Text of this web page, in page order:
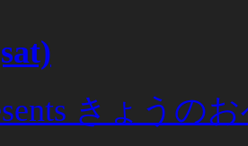
きょうの